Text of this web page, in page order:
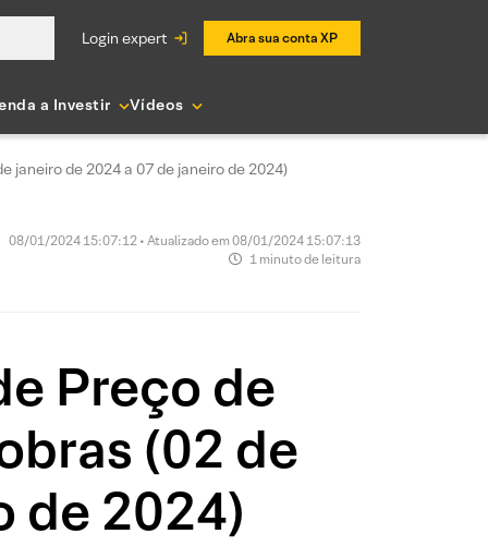
login expert Abra sua conta XP
a Investir Vídeos
janeiro de 2024 a 07 de janeiro de 2024)
08/01/2024 15:07:12 • Atualizado em 08/01/2024 15:07:13
1 minuto de leitura
Preço de
(02 de
de 2024)